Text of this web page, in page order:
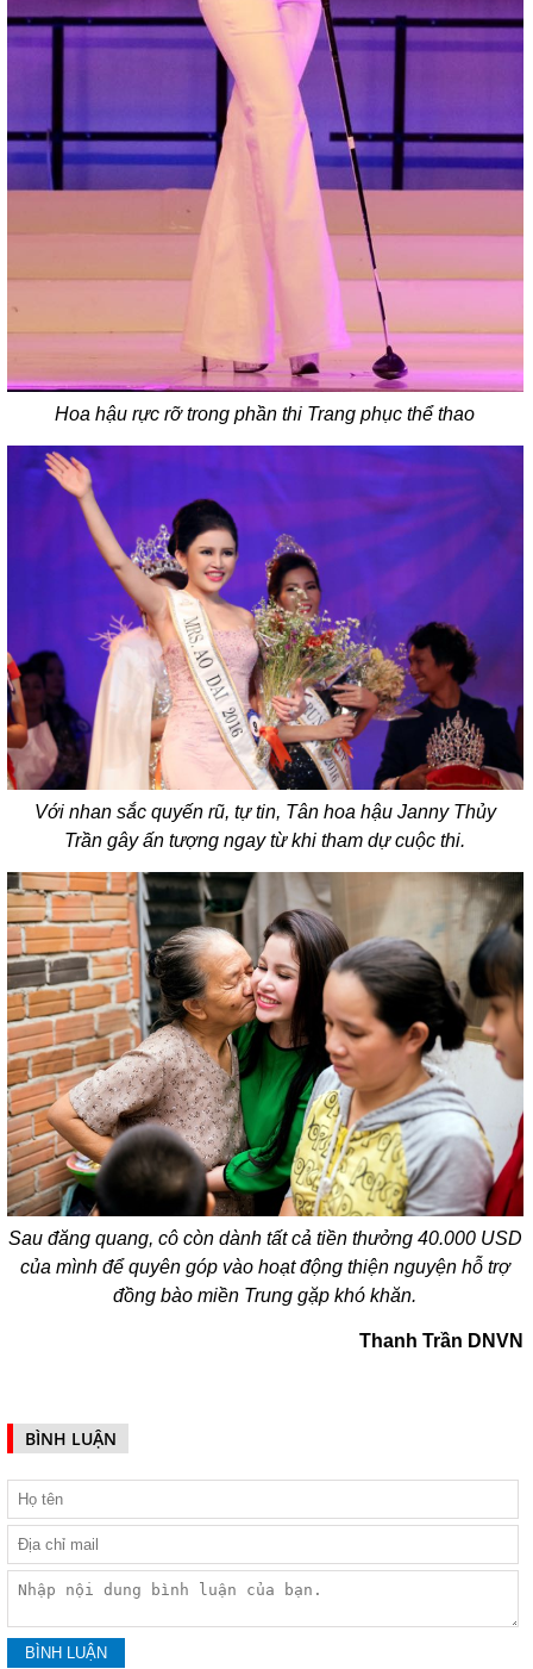
Hoa hậu rực rỡ trong phần thi Trang phục thể thao
Với nhan sắc quyến rũ, tự tin, Tân hoa hậu Janny Thủy
Trần gây ấn tượng ngay từ khi tham dự cuộc thi.
Sau đăng quang, cô còn dành tất cả tiền thưởng 40.000 USD
của mình để quyên góp vào hoạt động thiện nguyện hỗ trợ
đồng bào miền Trung gặp khó khăn.
Thanh Trần DNVN
BÌNH LUẬN